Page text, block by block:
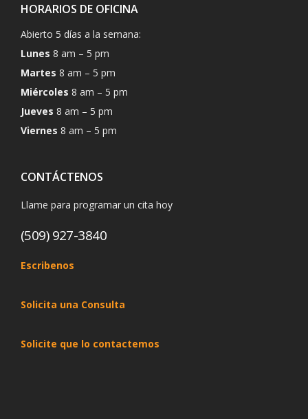
HORARIOS DE OFICINA
Abierto 5 días a la semana:
Lunes 8 am – 5 pm
Martes 8 am – 5 pm
Miércoles 8 am – 5 pm
Jueves 8 am – 5 pm
Viernes 8 am – 5 pm
CONTÁCTENOS
Llame para programar un cita hoy
(509) 927-3840
Escribenos
Solicita una Consulta
Solicite que lo contactemos